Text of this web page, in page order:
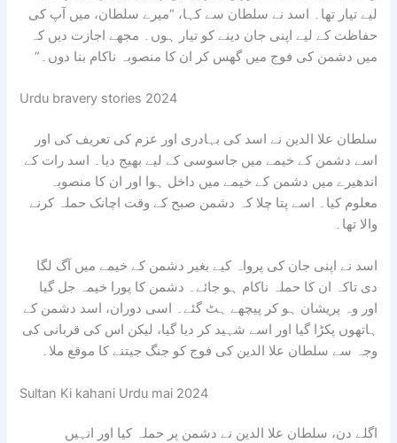
لیے تیار تھا۔ اسد نے سلطان سے کہا، “میرے سلطان، میں آپ کی
حفاظت کے لیے اپنی جان دینے کو تیار ہوں۔ مجھے اجازت دیں کہ
میں دشمن کی فوج میں گھس کر ان کا منصوبہ ناکام بنا دوں۔”
Urdu bravery stories 2024
سلطان علا الدین نے اسد کی بہادری اور عزم کی تعریف کی اور
اسے دشمن کے خیمے میں جاسوسی کے لیے بھیج دیا۔ اسد رات کے
اندھیرے میں دشمن کے خیمے میں داخل ہوا اور ان کا منصوبہ
معلوم کیا۔ اسے پتا چلا کہ دشمن صبح کے وقت اچانک حملہ کرنے
والا تھا۔
اسد نے اپنی جان کی پرواہ کیے بغیر دشمن کے خیمے میں آگ لگا
دی تاکہ ان کا حملہ ناکام ہو جائے۔ دشمن کا پورا خیمہ جل گیا
اور وہ پریشان ہو کر پیچھے ہٹ گئے۔ اسی دوران، اسد دشمن کے
ہاتھوں پکڑا گیا اور اسے شہید کر دیا گیا، لیکن اس کی قربانی کی
وجہ سے سلطان علا الدین کی فوج کو جنگ جیتنے کا موقع ملا۔
Sultan Ki kahani Urdu mai 2024
اگلے دن، سلطان علا الدین نے دشمن پر حملہ کیا اور انہیں